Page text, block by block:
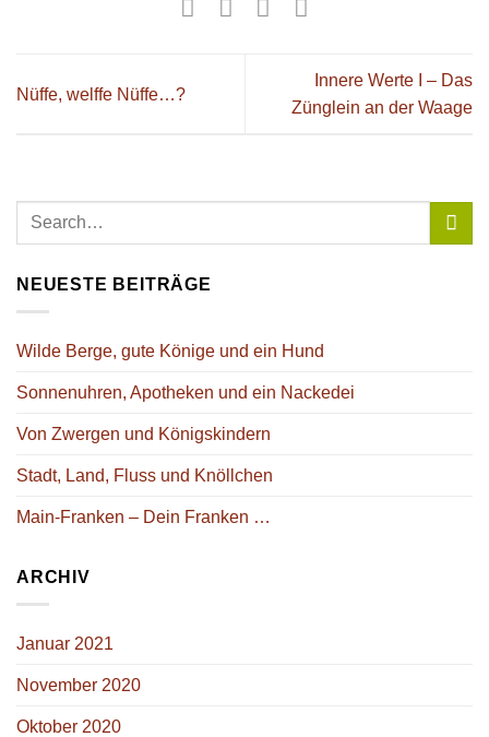
Nüffe, welffe Nüffe…?
Innere Werte I – Das
Zünglein an der Waage
NEUESTE BEITRÄGE
Wilde Berge, gute Könige und ein Hund
Sonnenuhren, Apotheken und ein Nackedei
Von Zwergen und Königskindern
Stadt, Land, Fluss und Knöllchen
Main-Franken – Dein Franken …
ARCHIV
Januar 2021
November 2020
Oktober 2020